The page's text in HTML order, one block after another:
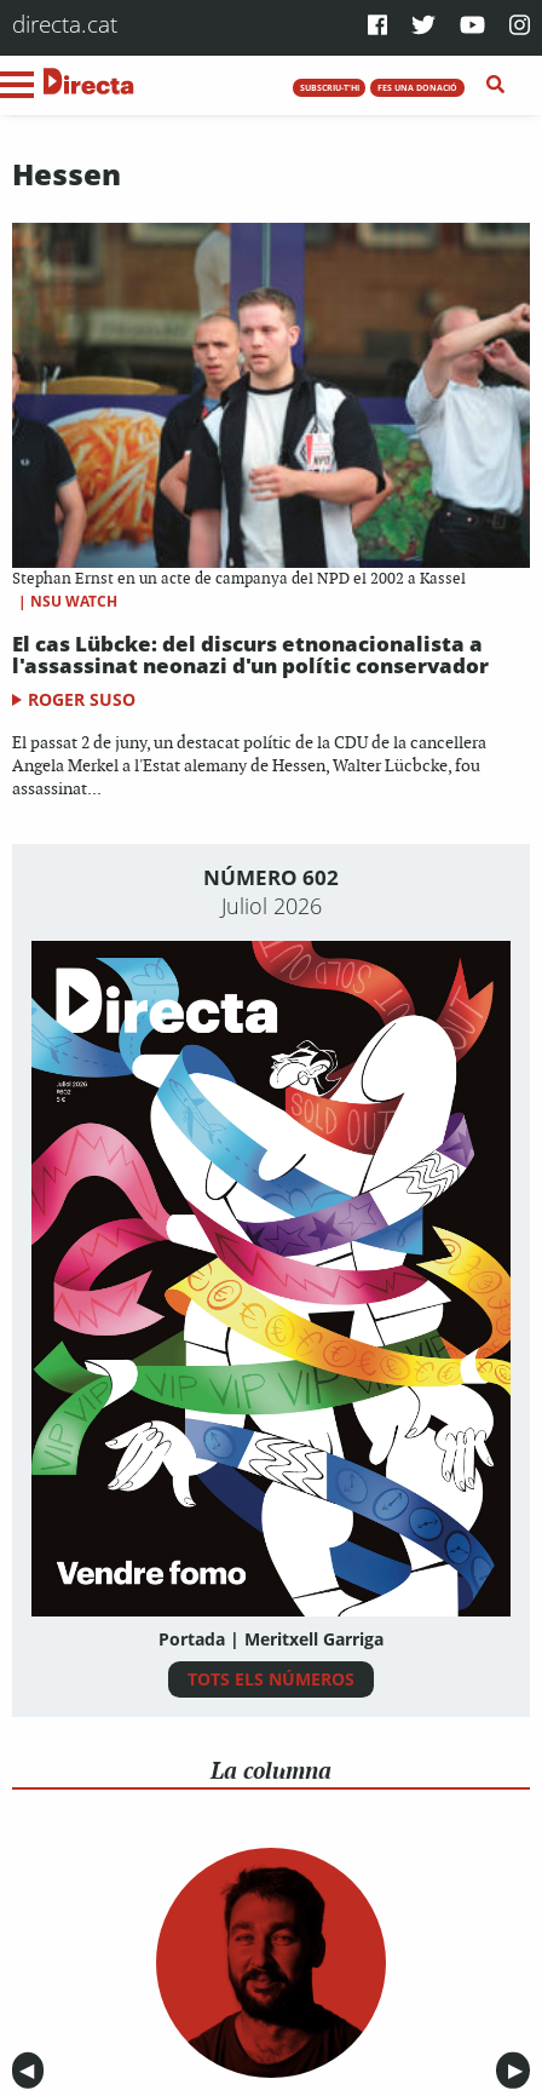
directa.cat
SUBSCRIU-T'HI FES UNA DONACIÓ
Hessen
Stephan Ernst en un acte de campanya del NPD el 2002 a Kassel
| NSU WATCH
El cas Lübcke: del discurs etnonacionalista a
l'assassinat neonazi d'un polític conservador
ROGER SUSO
El passat 2 de juny, un destacat polític de la CDU de la cancellera
Angela Merkel a l'Estat alemany de Hessen, Walter Lücbcke, fou
assassinat...
NÚMERO 602
Juliol 2026
Portada | Meritxell Garriga
TOTS ELS NÚMEROS
La columna
Anterior
◀︎ ▶︎